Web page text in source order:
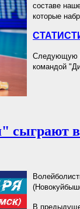
составе
которые
Следующую
командой
сыграют
В